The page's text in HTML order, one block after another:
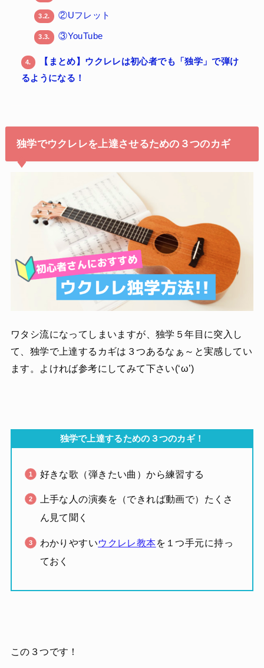
3.2. ②Uフレット
3.3. ③YouTube
4.
【まとめ】ウクレレは初心者でも「独学」で弾け
るようになる！
独学でウクレレを上達させるための３つのカギ
ワタシ流になってしまいますが、独学５年目に突入し
て、独学で上達するカギは３つあるなぁ～と実感してい
ます。よければ参考にしてみて下さい(‘ω’)
独学で上達するための３つのカギ！
好きな歌（弾きたい曲）から練習する
上手な人の演奏を（できれば動画で）たくさ
ん見て聞く
わかりやすいウクレレ教本 を１つ手元に持っ
ておく
この３つです！